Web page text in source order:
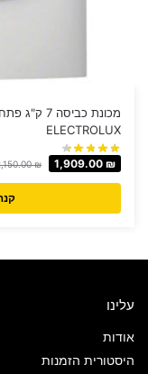
ELECTROLUX
₪ 1,909.00 ₪
עלינו
אודות
היסטורית הזמנות